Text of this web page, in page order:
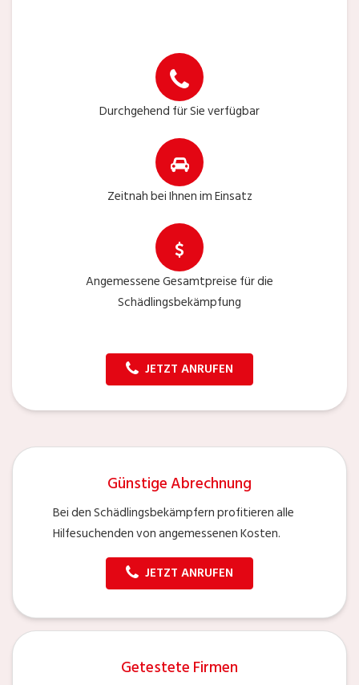
Durchgehend für Sie verfügbar
Zeitnah bei Ihnen im Einsatz
Angemessene Gesamtpreise für die
Schädlingsbekämpfung
JETZT ANRUFEN
Günstige Abrechnung
Bei den Schädlingsbekämpfern profitieren alle
Hilfesuchenden von angemessenen Kosten.
JETZT ANRUFEN
Getestete Firmen